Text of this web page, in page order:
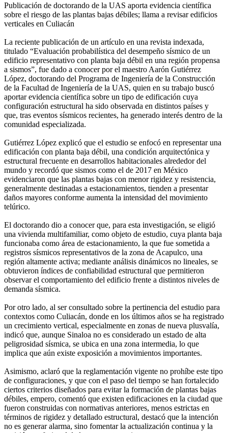
Publicación de doctorando de la UAS aporta evidencia científica
sobre el riesgo de las plantas bajas débiles; llama a revisar edificios
verticales en Culiacán
La reciente publicación de un artículo en una revista indexada,
titulado “Evaluación probabilística del desempeño sísmico de un
edificio representativo con planta baja débil en una región propensa
a sismos”, fue dado a conocer por el maestro Aarón Gutiérrez
López, doctorando del Programa de Ingeniería de la Construcción
de la Facultad de Ingeniería de la UAS, quien en su trabajo buscó
aportar evidencia científica sobre un tipo de edificación cuya
configuración estructural ha sido observada en distintos países y
que, tras eventos sísmicos recientes, ha generado interés dentro de la
comunidad especializada.
Gutiérrez López explicó que el estudio se enfocó en representar una
edificación con planta baja débil, una condición arquitectónica y
estructural frecuente en desarrollos habitacionales alrededor del
mundo y recordó que sismos como el de 2017 en México
evidenciaron que las plantas bajas con menor rigidez y resistencia,
generalmente destinadas a estacionamientos, tienden a presentar
daños mayores conforme aumenta la intensidad del movimiento
telúrico.
El doctorando dio a conocer que, para esta investigación, se eligió
una vivienda multifamiliar, como objeto de estudio, cuya planta baja
funcionaba como área de estacionamiento, la que fue sometida a
registros sísmicos representativos de la zona de Acapulco, una
región altamente activa; mediante análisis dinámicos no lineales, se
obtuvieron índices de confiabilidad estructural que permitieron
observar el comportamiento del edificio frente a distintos niveles de
demanda sísmica.
Por otro lado, al ser consultado sobre la pertinencia del estudio para
contextos como Culiacán, donde en los últimos años se ha registrado
un crecimiento vertical, especialmente en zonas de nueva plusvalía,
indicó que, aunque Sinaloa no es considerado un estado de alta
peligrosidad sísmica, se ubica en una zona intermedia, lo que
implica que aún existe exposición a movimientos importantes.
Asimismo, aclaró que la reglamentación vigente no prohíbe este tipo
de configuraciones, y que con el paso del tiempo se han fortalecido
ciertos criterios diseñados para evitar la formación de plantas bajas
débiles, empero, comentó que existen edificaciones en la ciudad que
fueron construidas con normativas anteriores, menos estrictas en
términos de rigidez y detallado estructural, destacó que la intención
no es generar alarma, sino fomentar la actualización continua y la